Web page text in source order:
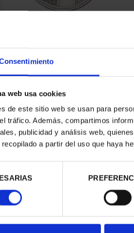
web usa cookies
de este sitio web se usan para
tráfico. Además, compartimos
publicidad y análisis web,
recopilado a partir del uso que haya
73,00 €
CIUDADES PATRIMONIO III -
73,00 €